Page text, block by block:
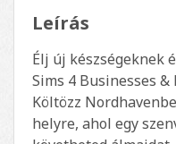
Leírás
Élj új készségeknek
Sims 4 Businesses
Költözz
helyre, ahol egy